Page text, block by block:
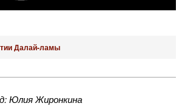
Далай-ламы
Юлия Жиронкина